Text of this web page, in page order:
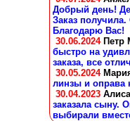
Добрый день!
Заказ
Благодарю Вас!
30.06.2024 Петр
быстро на
заказа, все
30.05.2024
линзы и оправа
30.04.2023
заказала сыну.
выбирали